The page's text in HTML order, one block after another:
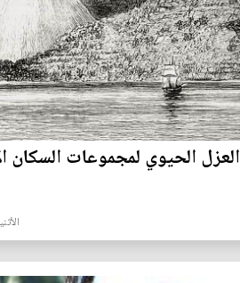
العزل الحيوي لمجموعات السكان
الأثنين 14 كانون